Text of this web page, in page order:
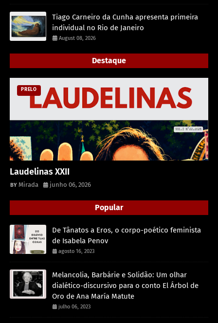
Tiago Carneiro da Cunha apresenta primeira
individual no Rio de Janeiro
August 08, 2026
Destaque
PRELO
Laudelinas XXII
Mirada junho 06, 2026
Popular
De Tânatos a Eros, o corpo-poético feminista
de Isabela Penov
agosto 16, 2023
Melancolia, Barbárie e Solidão: Um olhar
dialético-discursivo para o conto El Árbol de
Oro de Ana María Matute
julho 06, 2023